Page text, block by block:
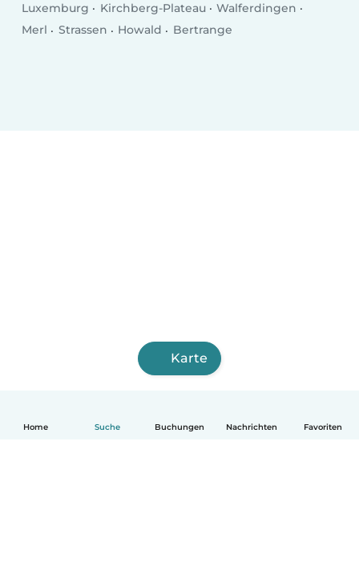
Home Suche Buchungen Nachrichten Favoriten
Luxemburg Kirchberg-Plateau
Walferdingen
Merl
Strassen Howald Bertrange
Karte